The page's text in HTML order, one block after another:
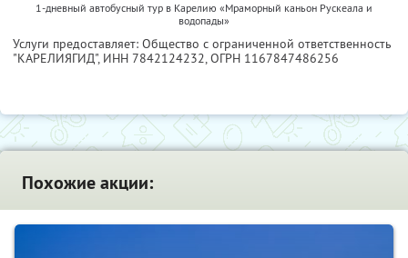
1-дневный автобусный тур в Карелию «Мраморный каньон Рускеала и
водопады»
Услуги предоставляет: Общество с ограниченной ответственность
"КАРЕЛИЯГИД", ИНН 7842124232, ОГРН 1167847486256
Похожие акции: